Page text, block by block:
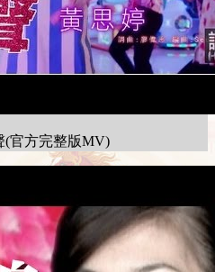
(官方完整版MV)